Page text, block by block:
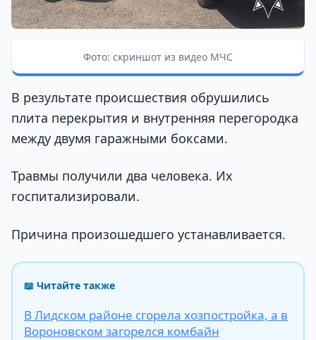
Фото: скриншот из видео МЧС
В результате происшествия обрушились
плита перекрытия и внутренняя перегородка
между двумя гаражными боксами.
Травмы получили два человека. Их
госпитализировали.
Причина произошедшего устанавливается.
📖 Читайте также
В Лидском районе сгорела хозпостройка, а в
Вороновском загорелся комбайн